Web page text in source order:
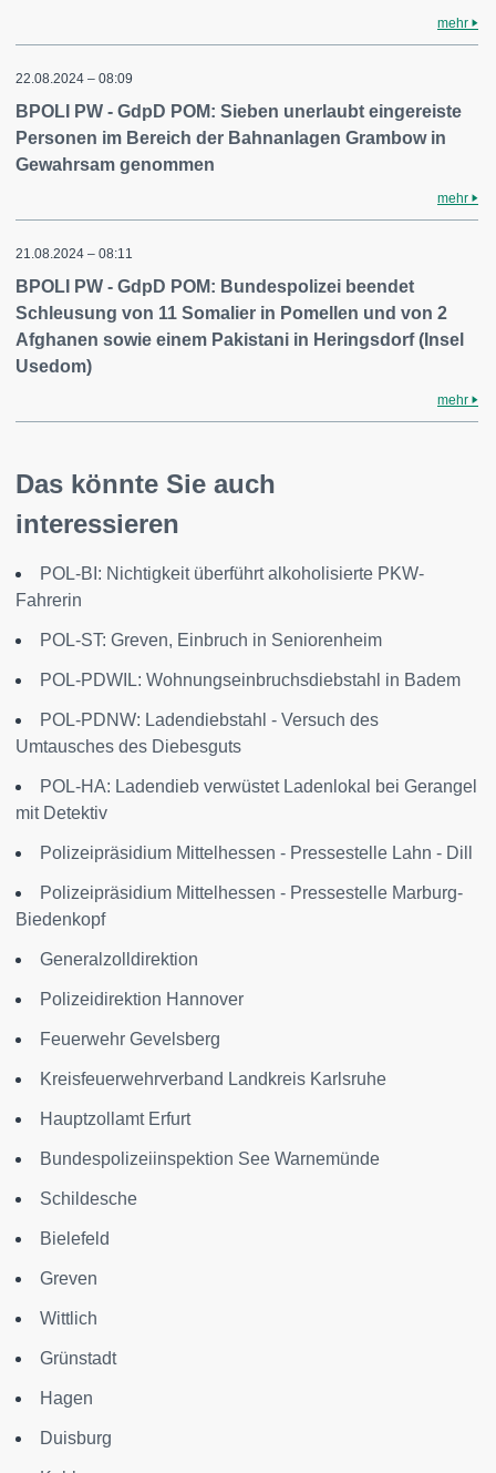
mehr
22.08.2024 – 08:09
BPOLI PW - GdpD POM: Sieben unerlaubt eingereiste
Personen im Bereich der Bahnanlagen Grambow in
Gewahrsam genommen
mehr
21.08.2024 – 08:11
BPOLI PW - GdpD POM: Bundespolizei beendet
Schleusung von 11 Somalier in Pomellen und von 2
Afghanen sowie einem Pakistani in Heringsdorf (Insel
Usedom)
mehr
Das könnte Sie auch
interessieren
POL-BI: Nichtigkeit überführt alkoholisierte PKW-
Fahrerin
POL-ST: Greven, Einbruch in Seniorenheim
POL-PDWIL: Wohnungseinbruchsdiebstahl in Badem
POL-PDNW: Ladendiebstahl - Versuch des
Umtausches des Diebesguts
POL-HA: Ladendieb verwüstet Ladenlokal bei Gerangel
mit Detektiv
Polizeipräsidium Mittelhessen - Pressestelle Lahn - Dill
Polizeipräsidium Mittelhessen - Pressestelle Marburg-
Biedenkopf
Generalzolldirektion
Polizeidirektion Hannover
Feuerwehr Gevelsberg
Kreisfeuerwehrverband Landkreis Karlsruhe
Hauptzollamt Erfurt
Bundespolizeiinspektion See Warnemünde
Schildesche
Bielefeld
Greven
Wittlich
Grünstadt
Hagen
Duisburg